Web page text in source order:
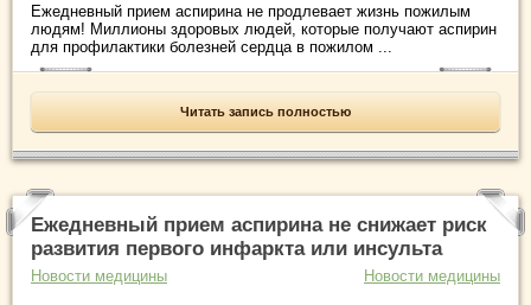
Ежедневный прием аспирина не продлевает жизнь пожилым
людям! Миллионы здоровых людей, которые получают аспирин
для профилактики болезней сердца в пожилом ...
Читать запись полностью
Ежедневный прием аспирина не снижает риск
развития первого инфаркта или инсульта
Новости медицины Новости медицины